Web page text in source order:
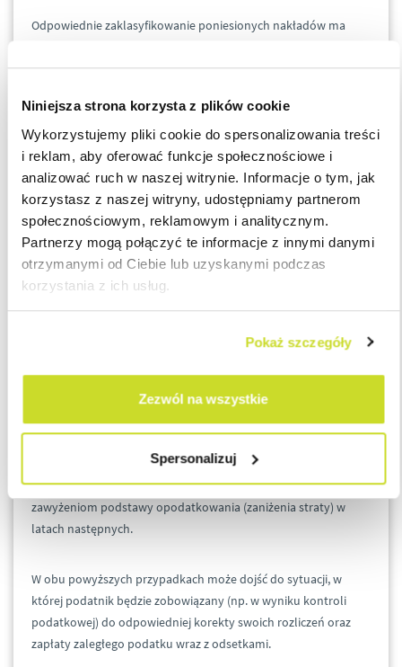
Niniejsza strona korzysta z plików cookie
Wykorzystujemy pliki cookie do spersonalizowania treści
i reklam, aby oferować funkcje społecznościowe i
analizować ruch w naszej witrynie. Informacje o tym, jak
korzystasz z naszej witryny, udostępniamy partnerom
społecznościowym, reklamowym i analitycznym.
Partnerzy mogą połączyć te informacje z innymi danymi
otrzymanymi od Ciebie lub uzyskanymi podczas
korzystania z ich usług.
Pokaż szczegóły
Zezwól na wszystkie
Spersonalizuj
Odpowiednie zaklasyfikowanie poniesionych nakładów ma
Wydatki poniesione na remont środków trwałych co do zasady
dacie ich poniesienia na podstawie art. 15 ust. 4d ustawy o CIT.
Natomiast nakłady związane z ulepszeniem środków trwałych,
powinny podwyższać ich wartość początkową stanowiącą
podstawę dokonywania odpisów amortyzacyjnych.
Nieprawidłowe uznanie wydatków poniesionych na remont za
danym roku podatkowym, oraz wpłynąć na zaniżenie
Z drugiej strony, gdy wydatki poniesione na ulepszenie środka
prowadzi to do zaniżenia podstawy opodatkowania (zawyżenia
straty) w bieżącym roku podatkowym, oraz potencjalnym
zawyżeniom podstawy opodatkowania (zaniżenia straty) w
latach następnych.
W obu powyższych przypadkach może dojść do sytuacji, w
której podatnik będzie zobowiązany (np. w wyniku kontroli
podatkowej) do odpowiedniej korekty swoich rozliczeń oraz
zapłaty zaległego podatku wraz z odsetkami.